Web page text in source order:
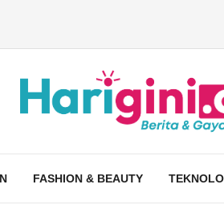
FASHION & BEAUTY